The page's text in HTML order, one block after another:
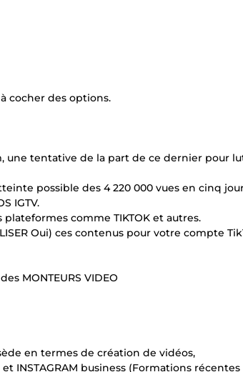
à cocher des options.
une tentative de la part de ce dernier pour
possible des 4 220 000 vues en cinq
IGTV.
comme TIKTOK et autres.
Oui) ces contenus pour votre compte
MONTEURS VIDEO
en termes de création de vidéos,
INSTAGRAM business (Formations récentes